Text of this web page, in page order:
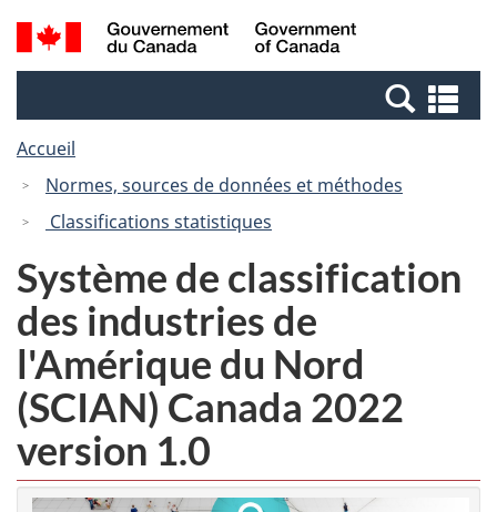
Passer
au
Passer
à
Canada
Recherche
et
et
Accueil
Normes, sources de données et méthodes
Classifications statistiques
Système de classification
des industries de
l'Amérique du Nord
(SCIAN) Canada 2022
version 1.0